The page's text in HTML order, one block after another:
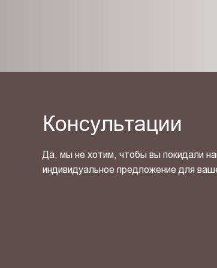
Консультации
Да, мы не хотим, чтобы вы покидали
индивидуальное предложение для